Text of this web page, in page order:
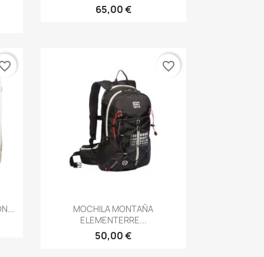
65,00 €
Vista rápida
MOCHILA MONTAÑA
ELEMENTERRE...
50,00 €
favorite_border